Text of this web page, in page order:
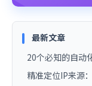
最新文章
20个必知的自动
精准定位IP来源